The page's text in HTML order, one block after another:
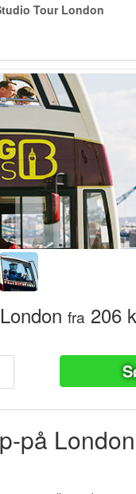
Tour London
fra 206
på London